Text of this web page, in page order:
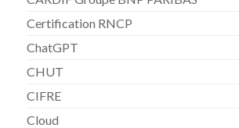
Certification RNCP
ChatGPT
CHUT
CIFRE
Cloud